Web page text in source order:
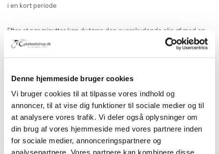
Denne hjemmeside bruger cookies
Vi bruger cookies til at tilpasse vores indhold og
annoncer, til at vise dig funktioner til sociale medier og til
at analysere vores trafik. Vi deler også oplysninger om
din brug af vores hjemmeside med vores partnere inden
for sociale medier, annonceringspartnere og
analysepartnere. Vores partnere kan kombinere disse
i en kort periode
Efter et par minutter kan du tørre den overskydende olie af med en
klud.
Anmeldelser
Relaterede produkter
TILBUD -33% TILBUD -20%